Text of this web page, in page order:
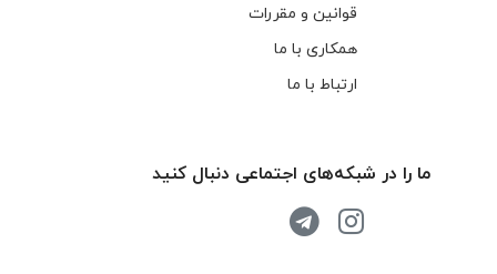
قوانین و مقررات
همکاری با ما
ارتباط با ما
ما را در شبکه‌های اجتماعی دنبال کنید